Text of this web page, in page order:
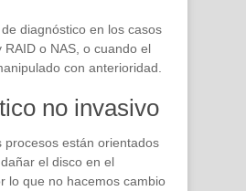
diagnóstico en los casos
RAID o NAS, o cuando el
con anterioridad.
no invasivo
procesos están orientados
el disco en el
lo que no hacemos cambio